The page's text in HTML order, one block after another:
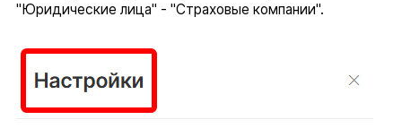
"Юридические лица" - "Страховые компании".